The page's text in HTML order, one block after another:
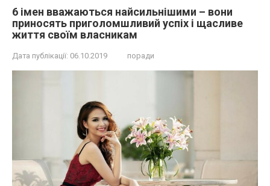
6 імен вважаються найсильнішими – вони
приносять приголомшливий успіх і щасливе
життя своїм власникам
Дата публікації: 06.10.2019 поради